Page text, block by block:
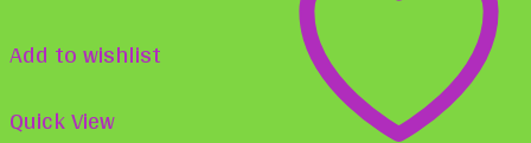
Optionen
Add to wishlist
Quick View
auf.